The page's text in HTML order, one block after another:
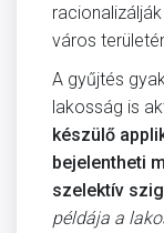
város
A gyűjtés
lakosság is
készülő
bejelentheti
szelektív
példája a